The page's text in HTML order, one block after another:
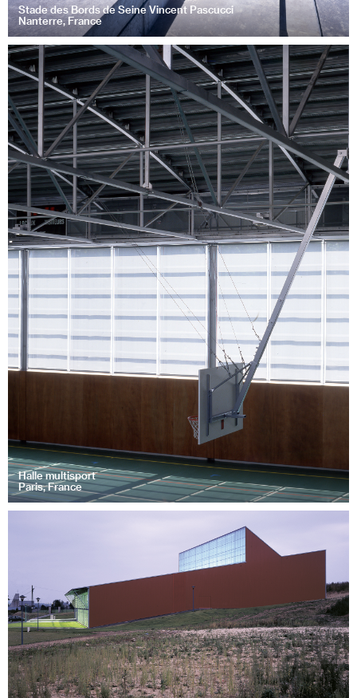
Stade des Bords de Seine Vincent Pascucci
Nanterre, France
Halle multisport
Paris, France